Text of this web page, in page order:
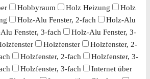
Hobbyraum Holz Heizung
Holz
Holz-Alu Fenster, 2-fach
Holz-Alu
Fenster, 3-fach
Holz-Alu Fenster, 3-
Holzfenster
Holzfenster, 2-
Holzfenster, 2-fach
Holzfenster, 3-
Holzfenster, 3-fach
Internet über